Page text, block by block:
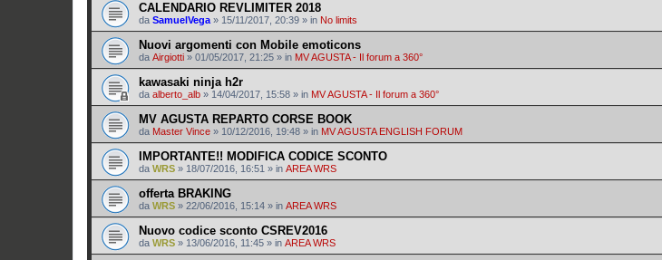
CALENDARIO REVLIMITER 2018
da SamuelVega» 15/11/2017, 20:39 » in No limits
Nuovi argomenti con Mobile emoticons
da Airgiotti » 01/05/2017, 21:25 » in MV AGUSTA - Il forum a 360°
kawasaki ninja h2r
da alberto_alb » 14/04/2017, 15:58 » in MV AGUSTA - Il forum a 360°
MV AGUSTA REPARTO CORSE BOOK
da Master Vince » 10/12/2016, 19:48 » in MV AGUSTA ENGLISH FORUM
IMPORTANTE!! MODIFICA CODICE SCONTO
da WRS » 18/07/2016, 16:51 » in AREA WRS
offerta BRAKING
da WRS » 22/06/2016, 15:14 » in AREA WRS
Nuovo codice sconto CSREV2016
da WRS » 13/06/2016, 11:45 » in AREA WRS